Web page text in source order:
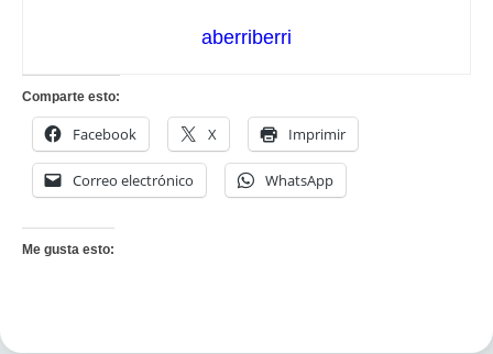
aberriberri
Comparte esto:
Facebook X Imprimir
Correo electrónico WhatsApp
Me gusta esto: